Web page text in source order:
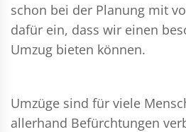
schon bei der Planung mit
dafür ein, dass wir einen
Umzug bieten können.
Umzüge sind für viele
allerhand Befürchtungen